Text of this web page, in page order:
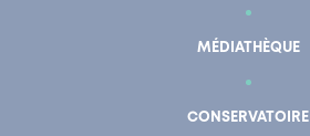
MÉDIATHÈQUE
CONSERVATOIRE